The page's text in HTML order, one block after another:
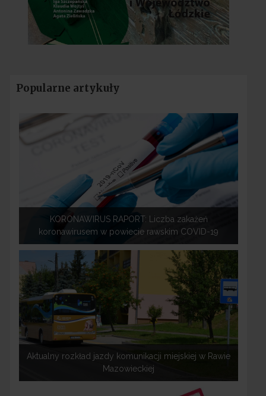
Popularne artykuły
KORONAWIRUS RAPORT: Liczba zakażeń
koronawirusem w powiecie rawskim COVID-19
Aktualny rozkład jazdy komunikacji miejskiej w Rawie
Mazowieckiej